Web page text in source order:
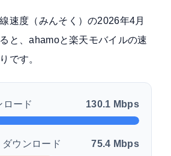
速度（みんそく）の2026年4月
と、ahamoと楽天モバイルの速
です。
ード 130.1 Mbps
ウンロード 75.4 Mbps